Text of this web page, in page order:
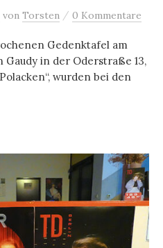
von Torsten / 0 Kommentare
Gedenktafel am
Gaudy in der Oderstraße 13,
wurden bei den